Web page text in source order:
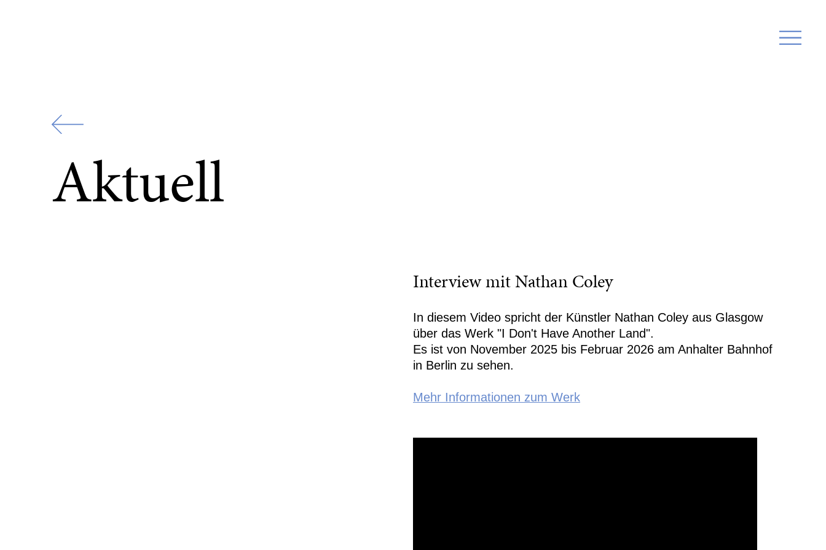
Aktuell
Interview mit Nathan Coley
In diesem Video spricht der Künstler Nathan Coley aus Glasgow
über das Werk "I Don't Have Another Land".
Es ist von November 2025 bis Februar 2026 am Anhalter Bahnhof
in Berlin zu sehen.
Mehr Informationen zum Werk